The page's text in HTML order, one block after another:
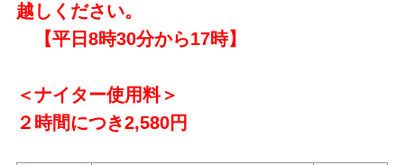
越しください。
【平日8時30分から17時】
＜ナイター使用料＞
２時間につき2,580円